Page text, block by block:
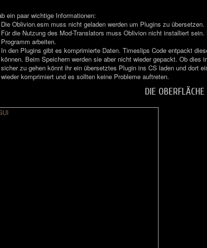
ein paar wichtige Informationen:
Die Oblivion.esm muss nicht geladen werden um Plugins zu übersetzen.
Für die Nutzung des Mod-Translators muss Oblivion nicht installiert
Programm arbeiten.
In den Plugins gibt es komprimierte Daten. Timeslips Code entpackt
können. Beim Speichern werden sie aber nicht wieder gepackt. Ob dies
sicher zu gehen könnt ihr ein übersetztes Plugin ins CS laden und dort
wieder komprimiert und es sollten keine Probleme auftreten.
DIE OBERFLÄCHE